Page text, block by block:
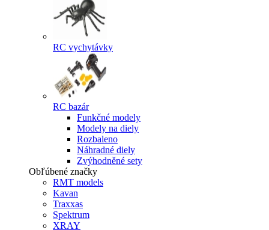
RC vychytávky
RC bazár
Funkčné modely
Modely na diely
Rozbaleno
Náhradné diely
Zvýhodněné sety
Obľúbené značky
RMT models
Kavan
Traxxas
Spektrum
XRAY